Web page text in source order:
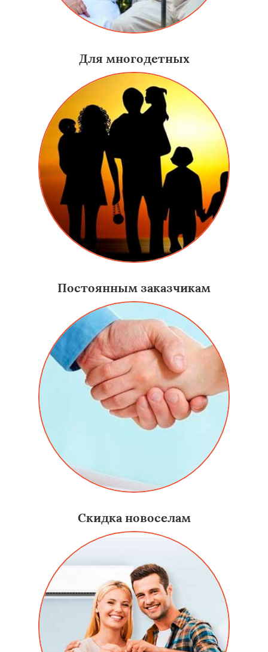
Для многодетных
Постоянным заказчикам
Скидка новоселам